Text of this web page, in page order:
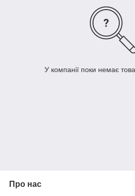
У компанії поки немає
Про нас